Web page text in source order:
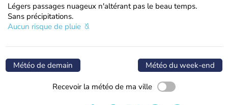
Légers passages nuageux n'altérant pas le beau temps.
Sans précipitations.
Aucun risque de pluie
Météo de demain Météo du week-end
Recevoir la météo de ma ville